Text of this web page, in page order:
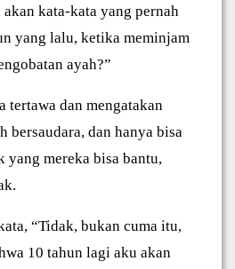
kata-kata yang pernah
yang lalu, ketika meminjam
ayah?”
tertawa dan mengatakan
bersaudara, dan hanya bisa
yang mereka bisa bantu,
“Tidak, bukan cuma itu,
10 tahun lagi aku akan